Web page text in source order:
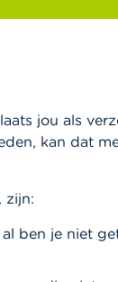
jou als
kan dat
zijn:
ben je niet